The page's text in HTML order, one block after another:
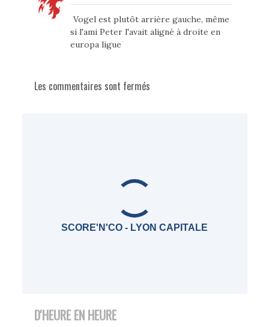
Vogel est plutôt arrière gauche, même
si l'ami Peter l'avait aligné à droite en
europa ligue
Les commentaires sont fermés
SCORE'N'CO - LYON CAPITALE
D'HEURE EN HEURE